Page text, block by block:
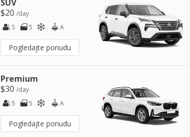
SUV
$20/day
5
5 A
Pogledajte ponudu
Premium
$30/day
5
5 A
Pogledajte ponudu